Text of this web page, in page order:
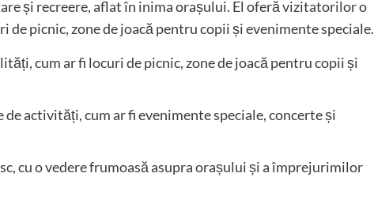
și recreere, aflat în inima orașului. El oferă vizitatorilor o
picnic, zone de joacă pentru copii și evenimente speciale.
cum ar fi locuri de picnic, zone de joacă pentru copii și
activități, cum ar fi evenimente speciale, concerte și
cu o vedere frumoasă asupra orașului și a împrejurimilor